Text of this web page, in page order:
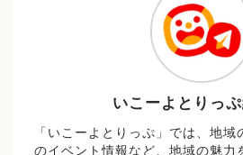
いこーよとりっ
「いこーよとりっぷ」では、地
のイベント情報など、地域の魅力